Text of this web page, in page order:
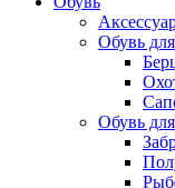
Обувь
Обувь